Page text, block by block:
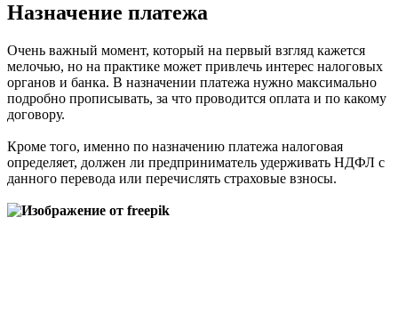
Назначение платежа
Очень важный момент, который на первый взгляд кажется
мелочью, но на практике может привлечь интерес налоговых
органов и банка. В назначении платежа нужно максимально
подробно прописывать, за что проводится оплата и по какому
договору.
Кроме того, именно по назначению платежа налоговая
определяет, должен ли предприниматель удерживать НДФЛ с
данного перевода или перечислять страховые взносы.